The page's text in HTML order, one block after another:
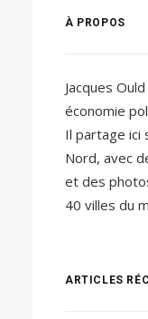
À PROPOS
Jacques
économie
Il partage ici
Nord, avec
et des
40 villes du
ARTICLES